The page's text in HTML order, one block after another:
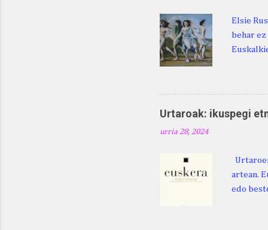
Elsie
behar
ditugu:
zarra da
Martina
Martina .
Urtaroak: ikuspegi
urria 28, 2024
artean.
edo